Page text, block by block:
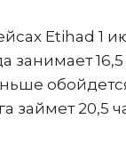
Etihad 1
занимает
займет 20,5